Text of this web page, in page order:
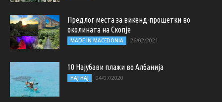
Предлог места за викенд-прошетки во
околината на Скопје
MADE IN MACEDONIA 26/02/2021
10 Најубави плажи во Албанија
НАЈ НАЈ 04/07/2020